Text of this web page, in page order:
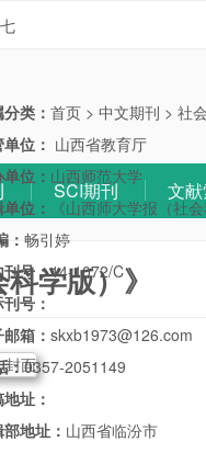
SCI期刊 文献
学版）》
分类：首页 >中文期刊 >社
位： 山西省教育厅
位： 山西师范大学
位：
《山西师大学报（社
：畅引婷
刊号：14-1072/C
刊号：
邮箱：skxb1973@126.com
：0357-2051149
址：
地址： 山西省临汾市